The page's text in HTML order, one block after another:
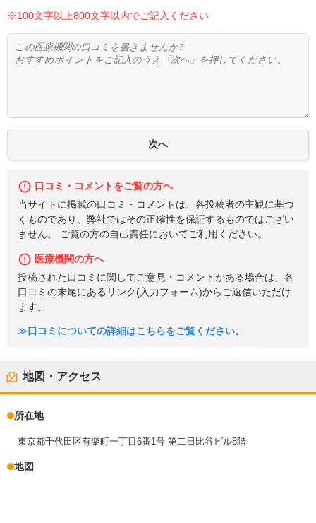
※100文字以上800文字以内でご記入ください
口コミ・コメントをご覧の方へ
当サイトに掲載の口コミ・コメントは、各投稿者の主観に基づ
くものであり、弊社ではその正確性を保証するものではござい
ません。 ご覧の方の自己責任においてご利用ください。
医療機関の方へ
投稿された口コミに関してご意見・コメントがある場合は、各
口コミの末尾にあるリンク(入力フォーム)からご返信いただけ
ます。
≫口コミについての詳細はこちらをご覧ください。
地図・アクセス
所在地
東京都千代田区有楽町一丁目6番1号 第二日比谷ビル8階
地図